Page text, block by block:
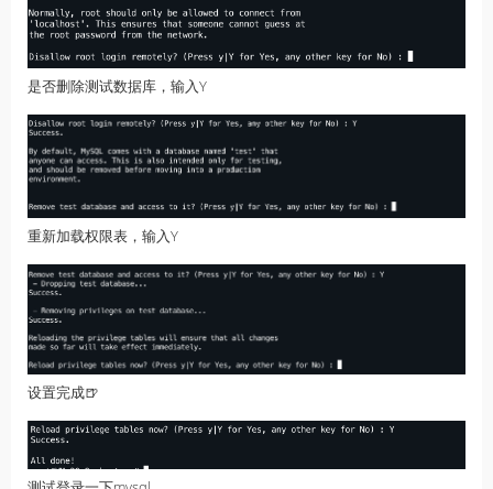
是否删除测试数据库，输入Y
重新加载权限表，输入Y
设置完成🍺